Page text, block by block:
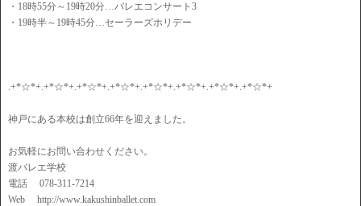
・18時55分～19時20分…バレエコンサート3
・19時半～19時45分…セーラーズホリデー
.+*☆*+.+*☆*+.+*☆*+.+*☆*+.+*☆*+.+*☆*+.+*☆*+.+*☆*+
神戸にある本校は創立66年を迎えました。
お気軽にお問い合わせください。
渡バレエ学校
電話 078-311-7214
Web http://www.kakushinballet.com